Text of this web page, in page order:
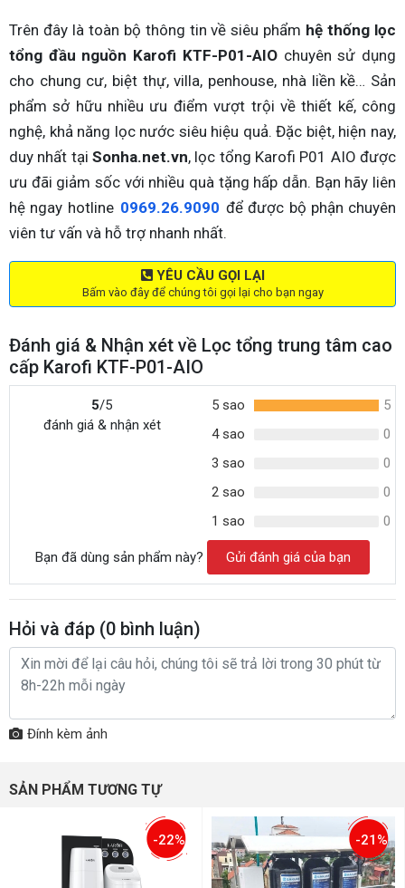
Trên đây là toàn bộ thông tin về siêu phẩm hệ thống lọc
tổng đầu nguồn Karofi KTF-P01-AIOchuyên sử dụng
cho chung cư, biệt thự, villa, penhouse, nhà liền kề… Sản
phẩm sở hữu nhiều ưu điểm vượt trội về thiết kế, công
nghệ, khả năng lọc nước siêu hiệu quả. Đặc biệt, hiện nay,
duy nhất tại Sonha.net.vn, lọc tổng Karofi P01 AIO được
ưu đãi giảm sốc với nhiều quà tặng hấp dẫn. Bạn hãy liên
hệ ngay hotline 0969.26.9090 để được bộ phận chuyên
viên tư vấn và hỗ trợ nhanh nhất.
YÊU CẦU GỌI LẠI
Bấm vào đây để chúng tôi gọi lại cho bạn ngay
Đánh giá & Nhận xét về Lọc tổng trung tâm cao
cấp Karofi KTF-P01-AIO
5/5
đánh giá & nhận xét
5 sao
5
4 sao
0
3 sao
0
2 sao
0
1 sao
0
Bạn đã dùng sản phẩm này? Gửi đánh giá của bạn
Hỏi và đáp (0 bình luận)
Đính kèm ảnh
SẢN PHẨM TƯƠNG TỰ
-22% -21%